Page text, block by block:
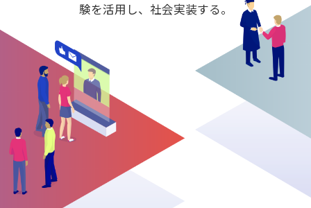
験を活用し、社会実装する。